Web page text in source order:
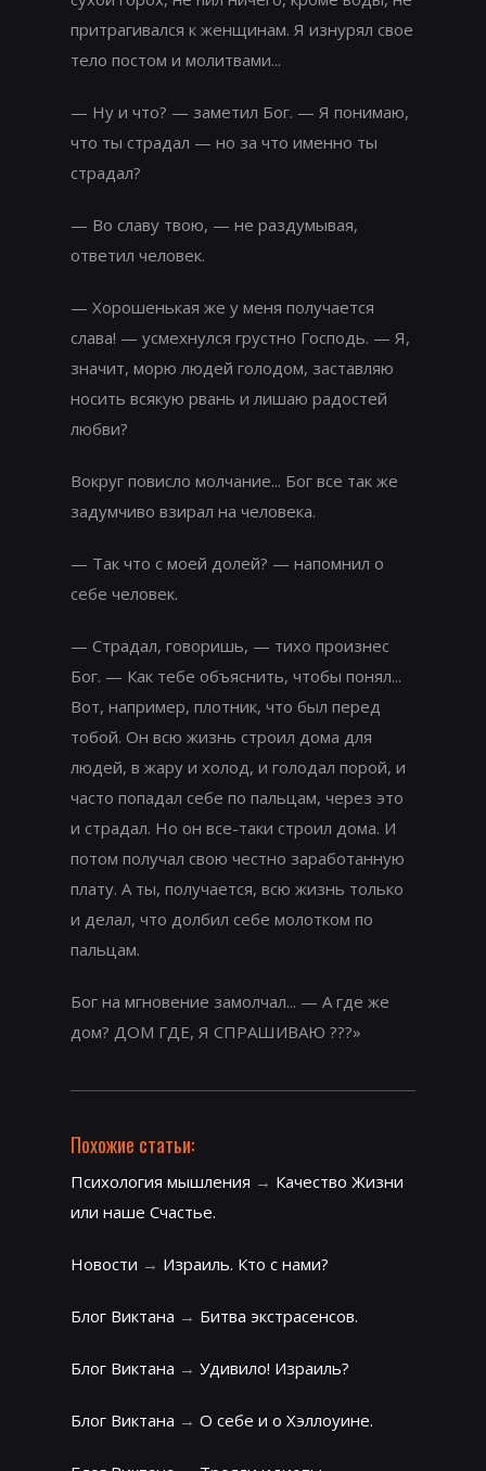
притрагивался к женщинам. Я изнурял свое
тело постом и молитвами...
— Ну и что? — заметил Бог. — Я понимаю,
что ты страдал — но за что именно ты
страдал?
— Во славу твою, — не раздумывая,
ответил человек.
— Хорошенькая же у меня получается
слава! — усмехнулся грустно Господь. — Я,
значит, морю людей голодом, заставляю
носить всякую рвань и лишаю радостей
любви?
Вокруг повисло молчание... Бог все так же
задумчиво взирал на человека.
— Так что с моей долей? — напомнил о
себе человек.
— Страдал, говоришь, — тихо произнес
Бог. — Как тебе объяснить, чтобы понял...
Вот, например, плотник, что был перед
тобой. Он всю жизнь строил дома для
людей, в жару и холод, и голодал порой, и
часто попадал себе по пальцам, через это
и страдал. Но он все-таки строил дома. И
потом получал свою честно заработанную
плату. А ты, получается, всю жизнь только
и делал, что долбил себе молотком по
пальцам.
Бог на мгновение замолчал... — А где же
дом? ДОМ ГДЕ, Я СПРАШИВАЮ ???»
Похожие статьи:
Психология мышления → Качество Жизни
или наше Счастье.
Новости → Израиль. Кто с нами?
Блог Виктана → Битва экстрасенсов.
Блог Виктана → Удивило! Израиль?
Блог Виктана → О себе и о Хэллоуине.